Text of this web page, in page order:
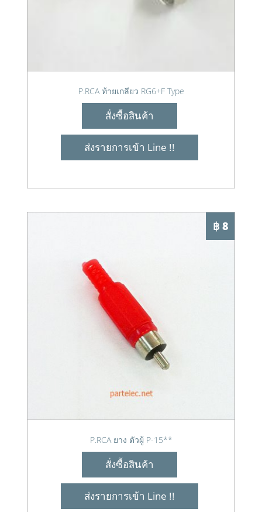
P.RCA ท้ายเกลียว RG6+F Type
สั่งซื้อสินค้า
ส่งรายการเข้า Line !!
฿ 8
P.RCA ยาง ตัวผู้ P-15**
สั่งซื้อสินค้า
ส่งรายการเข้า Line !!